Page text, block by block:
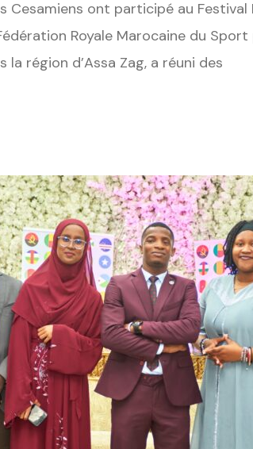
Cesamiens ont participé au
Royale Marocaine du Sport
la région d’Assa Zag, a réuni des